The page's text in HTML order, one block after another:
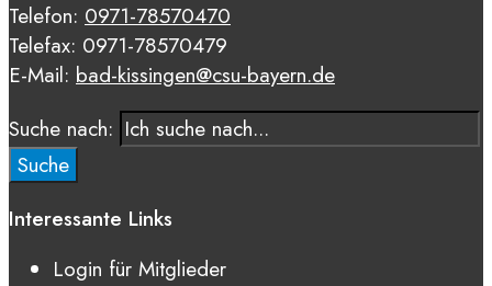
Telefon: 0971-78570470
Telefax: 0971-78570479
E-Mail: bad-kissingen@csu-bayern.de
Suche nach:
Suche
Interessante Links
Login für Mitglieder